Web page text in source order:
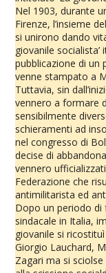
Nel 1903, durante
Firenze, l’insieme
si unirono dando
giovanile
pubblicazione di un
venne stampato a
Tuttavia, sin
vennero a formare
sensibilmente
schieramenti ad
nel congresso di
decise di
vennero
Federazione che
antimilitarista ed
Dopo un periodo di
sindacale in Italia,
giovanile si
Giorgio Lauchard,
Zagari ma si